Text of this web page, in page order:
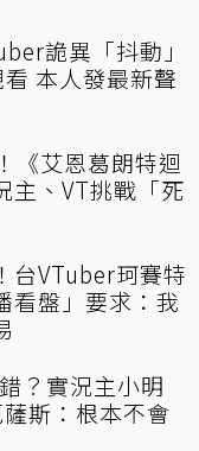
詭異「抖動」
本人發最新聲
《艾恩葛朗特迴
主、VT挑戰「死
台VTuber珂賽特
看盤」要求：我
？實況主小明
斯：根本不會